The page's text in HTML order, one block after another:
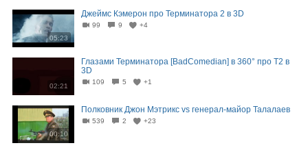
05:23
Джеймс Кэмерон про Терминатора 2 в 3D
99 9 +4
02:21
Глазами Терминатора [BadComedian] в 360° про Т2 в
3D
109 5 +1
00:10
Полковник Джон Мэтрикс vs генерал-майор Талалаев
539 2 +23